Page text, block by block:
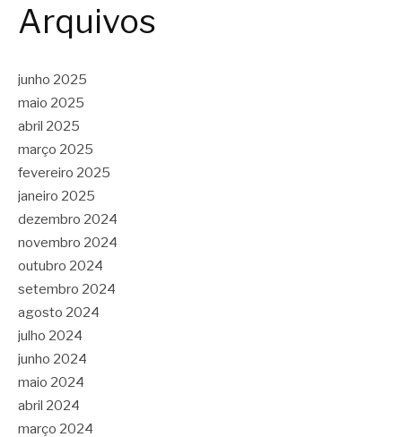
Arquivos
junho 2025
maio 2025
abril 2025
março 2025
fevereiro 2025
janeiro 2025
dezembro 2024
novembro 2024
outubro 2024
setembro 2024
agosto 2024
julho 2024
junho 2024
maio 2024
abril 2024
março 2024